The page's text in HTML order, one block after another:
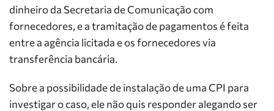
dinheiro da Secretaria de Comunicação com
fornecedores, e a tramitação de pagamentos é feita
entre a agência licitada e os fornecedores via
transferência bancária.
Sobre a possibilidade de instalação de uma CPI para
investigar o caso, ele não quis responder alegando ser